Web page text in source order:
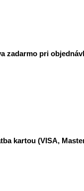
zadarmo pri
kartou (VISA,